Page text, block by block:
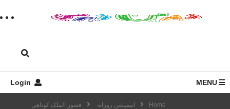
MENU
Home انیمیشن روزانه قصور الملک کوتاهی